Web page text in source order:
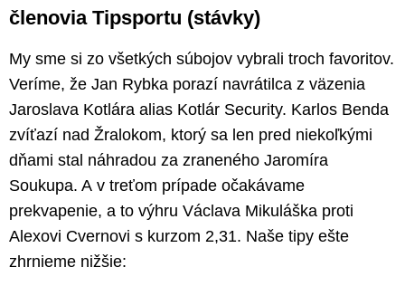
členovia Tipsportu (stávky)
My sme si zo všetkých súbojov vybrali troch favoritov.
Veríme, že Jan Rybka porazí navrátilca z väzenia
Jaroslava Kotlára alias Kotlár Security. Karlos Benda
zvíťazí nad Žralokom, ktorý sa len pred niekoľkými
dňami stal náhradou za zraneného Jaromíra
Soukupa. A v treťom prípade očakávame
prekvapenie, a to výhru Václava Mikuláška proti
Alexovi Cvernovi s kurzom 2,31. Naše tipy ešte
zhrnieme nižšie: